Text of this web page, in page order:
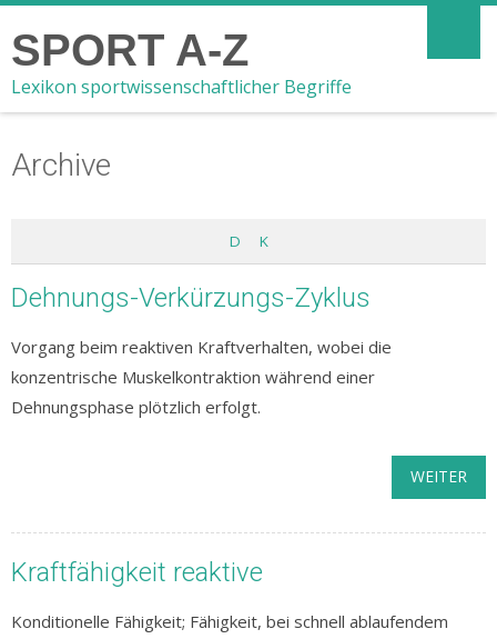
SPORT A-Z
Lexikon sportwissenschaftlicher Begriffe
Archive
D K
Dehnungs-Verkürzungs-Zyklus
Vorgang beim reaktiven Kraftverhalten, wobei die
konzentrische Muskelkontraktion während einer
Dehnungsphase plötzlich erfolgt.
WEITER
Kraftfähigkeit reaktive
Konditionelle Fähigkeit; Fähigkeit, bei schnell ablaufendem